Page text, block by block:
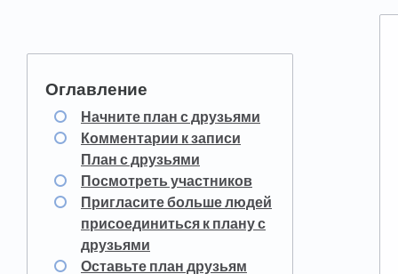
Начните план с друзьями
Комментарии к записи
План с друзьями
Посмотреть участников
Пригласите больше людей
присоединиться к плану с
друзьями
Оставьте план друзьям